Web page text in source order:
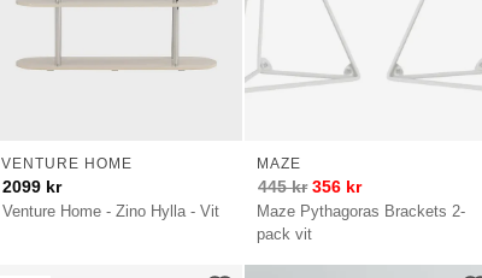
Venture Home - Zino Hylla - Vit
VENTURE HOME
2099 kr
Maze Pythagoras Brackets 2-
pack vit
MAZE
445kr 356 kr